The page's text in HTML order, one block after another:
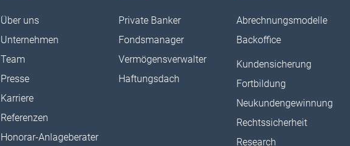
Über uns
Unternehmen
Team
Presse
Karriere
Referenzen
Honorar-Anlageberater
Private Banker
Fondsmanager
Vermögensverwalter
Haftungsdach
Abrechnungsmodelle
Backoffice
Kundensicherung
Fortbildung
Neukundengewinnung
Rechtssicherheit
Research